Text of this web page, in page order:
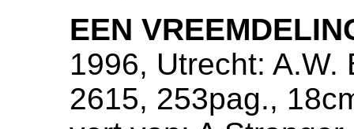
EEN
1996, Utrecht: A.W.
2615, 253pag.,